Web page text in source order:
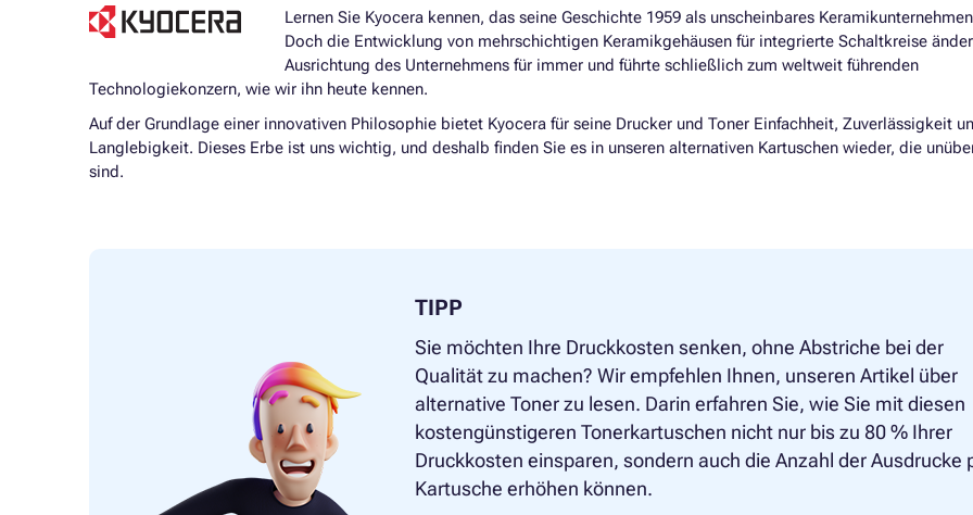
Lernen Sie Kyocera kennen, das seine Geschichte 1959 als unscheinbares
Doch die Entwicklung von mehrschichtigen Keramikgehäusen für integrierte Schaltkreise
Ausrichtung des Unternehmens für immer und führte schließlich zum weltweit führenden
Technologiekonzern, wie wir ihn heute kennen.
Auf der Grundlage einer innovativen Philosophie bietet Kyocera für seine Drucker und Toner Einfachheit, Zuverlässigkeit
Langlebigkeit. Dieses Erbe ist uns wichtig, und deshalb finden Sie es in unseren alternativen Kartuschen wieder, die
sind.
TIPP
Sie möchten Ihre Druckkosten senken, ohne Abstriche bei der
Qualität zu machen? Wir empfehlen Ihnen, unseren Artikel über
alternative Toner zu lesen. Darin erfahren Sie, wie Sie mit diesen
kostengünstigeren Tonerkartuschen nicht nur bis zu 80 % Ihrer
Druckkosten einsparen, sondern auch die Anzahl der Ausdrucke
Kartusche erhöhen können.